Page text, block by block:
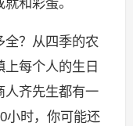
全？从四季的农
每个人的生日
人齐先生都有一
时，你可能还